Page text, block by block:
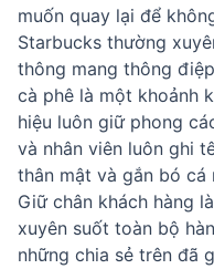
muốn quay lại để
Starbucks thường
thông mang thông
cà phê là một khoảnh
hiệu luôn giữ phong
và nhân viên luôn ghi
thân mật và gắn bó cá
Giữ chân khách hàng
xuyên suốt toàn bộ
những chia sẻ trên đã